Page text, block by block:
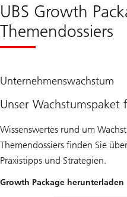
UBS Growth
Themendossiers
Unternehmenswachstum
Unser Wachstumspaket
Wissenswertes rund um
Themendossiers finden Sie
Praxistipps und Strategien.
Growth Package herunterladen